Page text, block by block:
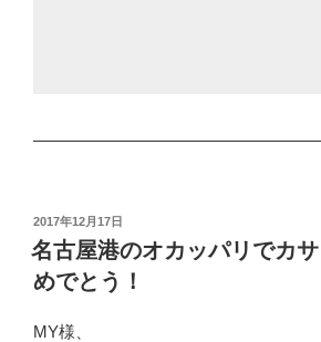
投
稿
日:
2017年12月17日
名古屋港のオカッパリでカ
めでとう！
MY様、